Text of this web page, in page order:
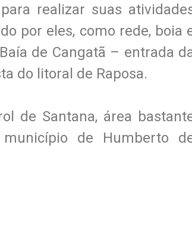
realizar suas
por eles, como rede, boia
de Cangatã – entrada
do litoral de Raposa.
de Santana, área
de Humberto